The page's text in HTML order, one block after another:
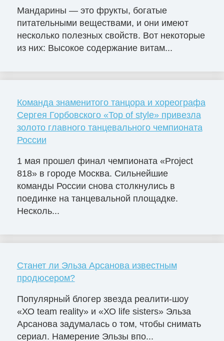
Мандарины — это фрукты, богатые
питательными веществами, и они имеют
несколько полезных свойств. Вот некоторые
из них: Высокое содержание витам...
Команда знаменитого танцора и хореографа
Сергея Горбовского «Top of style» привезла
золото главного танцевального чемпионата
России
1 мая прошел финал чемпионата «Project
818» в городе Москва. Сильнейшие
команды России снова столкнулись в
поединке на танцевальной площадке.
Несколь...
Станет ли Эльза Арсанова известным
продюсером?
Популярный блогер звезда реалити-шоу
«ХО team reality» и «ХО life sisters» Эльза
Арсанова задумалась о том, чтобы снимать
сериал. Намерение Эльзы впо...